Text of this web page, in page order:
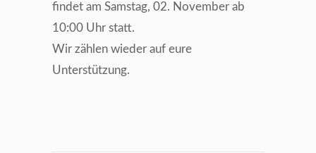
findet am Samstag, 02. November ab
10:00 Uhr statt.
Wir zählen wieder auf eure
Unterstützung.